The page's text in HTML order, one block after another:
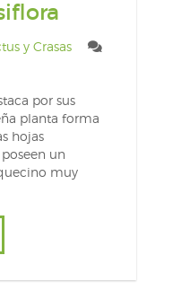
y Crasas
por sus
planta forma
hojas
un
muy